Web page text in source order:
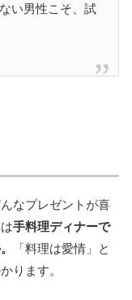
い男性こそ、試
なプレゼントが喜
手料理ディナーで
「料理は愛情」と
ります。